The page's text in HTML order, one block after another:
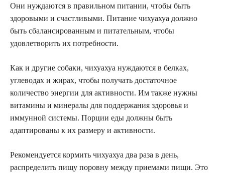
Они нуждаются в правильном питании, чтобы быть
здоровыми и счастливыми. Питание чихуахуа должно
быть сбалансированным и питательным, чтобы
удовлетворить их потребности.
Как и другие собаки, чихуахуа нуждаются в белках,
углеводах и жирах, чтобы получать достаточное
количество энергии для активности. Им также нужны
витамины и минералы для поддержания здоровья и
иммунной системы. Порции еды должны быть
адаптированы к их размеру и активности.
Рекомендуется кормить чихуахуа два раза в день,
распределить пищу поровну между приемами пищи. Это